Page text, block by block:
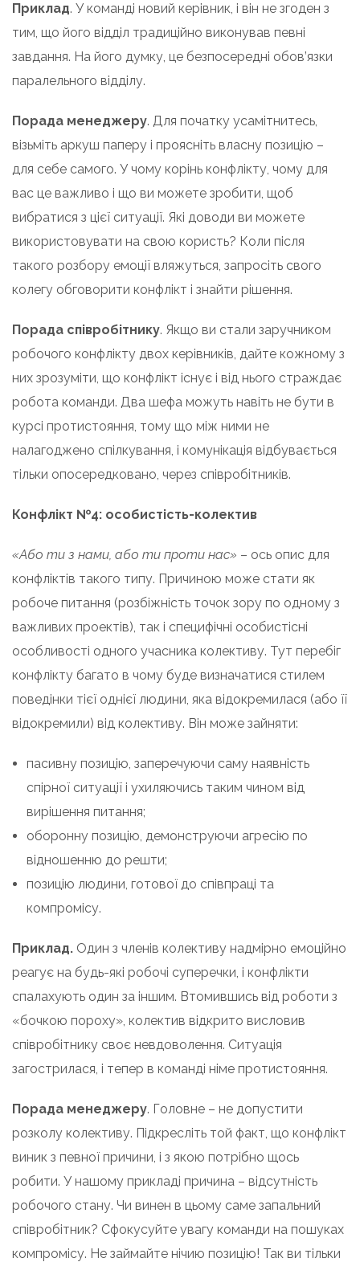
Приклад. У команді новий керівник, і він не згоден з
тим, що його відділ традиційно виконував певні
завдання. На його думку, це безпосередні обов’язки
паралельного відділу.
Порада менеджеру. Для початку усамітнитесь,
візьміть аркуш паперу і проясніть власну позицію –
для себе самого. У чому корінь конфлікту, чому для
вас це важливо і що ви можете зробити, щоб
вибратися з цієї ситуації. Які доводи ви можете
використовувати на свою користь? Коли після
такого розбору емоції вляжуться, запросіть свого
колегу обговорити конфлікт і знайти рішення.
Порада співробітнику. Якщо ви стали заручником
робочого конфлікту двох керівників, дайте кожному з
них зрозуміти, що конфлікт існує і від нього страждає
робота команди. Два шефа можуть навіть не бути в
курсі протистояння, тому що між ними не
налагоджено спілкування, і комунікація відбувається
тільки опосередковано, через співробітників.
Конфлікт №4: особистість-колектив
«Або ти з нами, або ти проти нас» – ось опис для
конфліктів такого типу. Причиною може стати як
робоче питання (розбіжність точок зору по одному з
важливих проектів), так і специфічні особистісні
особливості одного учасника колективу. Тут перебіг
конфлікту багато в чому буде визначатися стилем
поведінки тієї однієї людини, яка відокремилася (або її
відокремили) від колективу. Він може зайняти:
пасивну позицію, заперечуючи саму наявність
спірної ситуації і ухиляючись таким чином від
вирішення питання;
оборонну позицію, демонструючи агресію по
відношенню до решти;
позицію людини, готової до співпраці та
компромісу.
Приклад. Один з членів колективу надмірно емоційно
реагує на будь-які робочі суперечки, і конфлікти
спалахують один за іншим. Втомившись від роботи з
«бочкою пороху», колектив відкрито висловив
співробітнику своє невдоволення. Ситуація
загострилася, і тепер в команді німе протистояння.
Порада менеджеру. Головне – не допустити
розколу колективу. Підкресліть той факт, що конфлікт
виник з певної причини, і з якою потрібно щось
робити. У нашому прикладі причина – відсутність
робочого стану. Чи винен в цьому саме запальний
співробітник? Сфокусуйте увагу команди на пошуках
компромісу. Не займайте нічию позицію! Так ви тільки